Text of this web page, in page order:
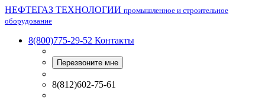
НЕФТЕГАЗ ТЕХНОЛОГИИ промышленное и строительное
оборудование
8(800)775-29-52 Контакты
Перезвоните мне
8(812)602-75-61